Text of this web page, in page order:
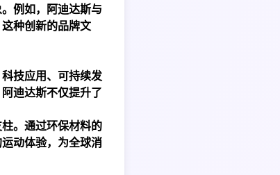
例如，阿迪达斯与
种创新的品牌文
技应用、可持续发
迪达斯不仅提升了
。通过环保材料的
动体验，为全球消